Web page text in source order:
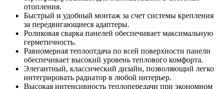
отопления.
Быстрый и удобный монтаж за счет системы крепления
за передвигающиеся адаптеры.
Роликовая сварка панелей обеспечивает максимальную
герметичность.
Равномерная теплоотдача по всей поверхности панели
обеспечивает высокий уровень теплового комфорта.
Элегантный, классический дизайн, позволяющий легко
интегрировать радиатор в любой интерьер.
Высокая интенсивность теплопередачи при экономном